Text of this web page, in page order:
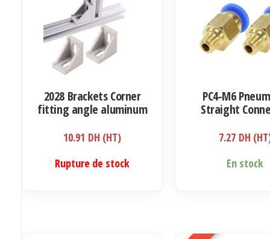
2028 Brackets Corner
fitting angle aluminum
10.91 DH (HT)
Rupture de stock
PC4-M6
Straight
Coupler
7.27 DH
En stock